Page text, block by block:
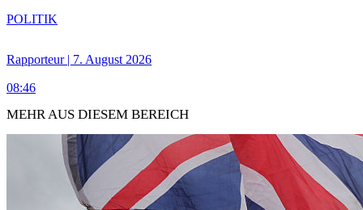
Rapporteur | 7. August 2026
08:46
POLITIK
MEHR AUS DIESEM BEREICH